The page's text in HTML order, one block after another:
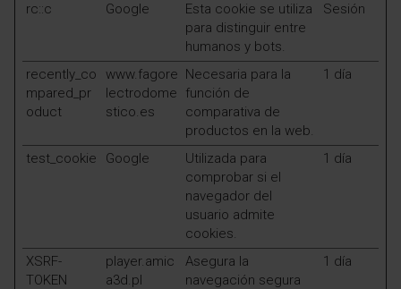
rc::c Google
Esta cookie se utiliza
para distinguir entre
humanos y bots.
Sesión
recently_co
mpared_pr
oduct
www.fagore
lectrodome
stico.es
Necesaria para la
función de
comparativa de
productos en la web.
1 día
test_cookie Google
Utilizada para
comprobar si el
navegador del
usuario admite
cookies.
1 día
XSRF-
TOKEN
player.amic
a3d.pl
Asegura la
navegación segura
1 día